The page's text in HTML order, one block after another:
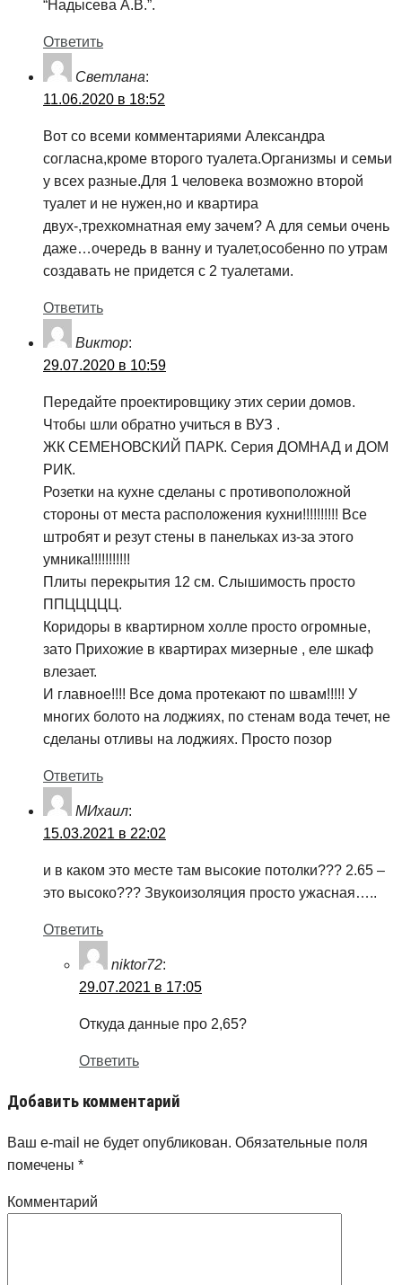
“Надысева А.В.”.
Ответить
Светлана:
11.06.2020 в 18:52
Вот со всеми комментариями Александра
согласна,кроме второго туалета.Организмы и семьи
у всех разные.Для 1 человека возможно второй
туалет и не нужен,но и квартира
двух-,трехкомнатная ему зачем? А для семьи очень
даже…очередь в ванну и туалет,особенно по утрам
создавать не придется с 2 туалетами.
Ответить
Виктор:
29.07.2020 в 10:59
Передайте проектировщику этих серии домов.
Чтобы шли обратно учиться в ВУЗ .
ЖК СЕМЕНОВСКИЙ ПАРК. Серия ДОМНАД и ДОМ
РИК.
Розетки на кухне сделаны с противоположной
стороны от места расположения кухни!!!!!!!!!! Все
штробят и резут стены в панельках из-за этого
умника!!!!!!!!!!!
Плиты перекрытия 12 см. Слышимость просто
ППЦЦЦЦЦ.
Коридоры в квартирном холле просто огромные,
зато Прихожие в квартирах мизерные , еле шкаф
влезает.
И главное!!!! Все дома протекают по швам!!!!! У
многих болото на лоджиях, по стенам вода течет, не
сделаны отливы на лоджиях. Просто позор
Ответить
МИхаил:
15.03.2021 в 22:02
и в каком это месте там высокие потолки??? 2.65 –
это высоко??? Звукоизоляция просто ужасная…..
Ответить
niktor72:
29.07.2021 в 17:05
Откуда данные про 2,65?
Ответить
Добавить комментарий
Ваш e-mail не будет опубликован. Обязательные поля
помечены *
Комментарий